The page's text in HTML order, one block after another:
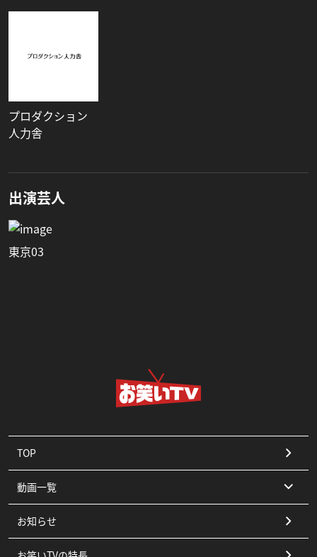
プロダクション
人力舎
出演芸人
東京03
TOP
動画一覧
コント
お知らせ